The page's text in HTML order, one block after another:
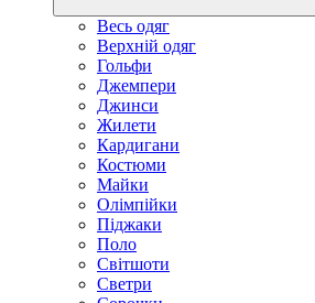
Весь одяг
Верхній одяг
Гольфи
Джемпери
Джинси
Жилети
Кардигани
Костюми
Майки
Олімпійки
Піджаки
Поло
Світшоти
Светри